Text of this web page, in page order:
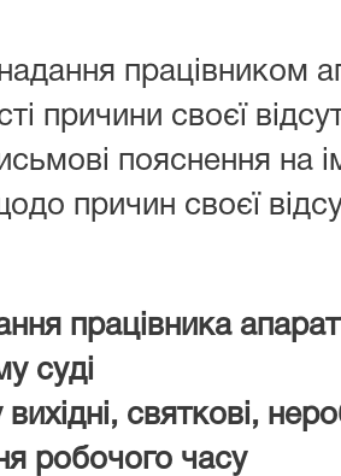
працівником
причини своєї
пояснення на
причин своєї
працівника
суді
вихідні, святкові,
робочого часу